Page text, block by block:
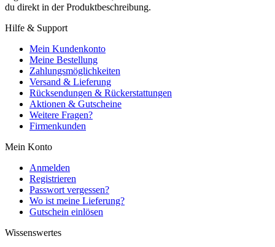
du direkt in der Produktbeschreibung.
Hilfe & Support
Mein Kundenkonto
Meine Bestellung
Zahlungsmöglichkeiten
Versand & Lieferung
Rücksendungen & Rückerstattungen
Aktionen & Gutscheine
Weitere Fragen?
Firmenkunden
Mein Konto
Anmelden
Registrieren
Passwort vergessen?
Wo ist meine Lieferung?
Gutschein einlösen
Wissenswertes